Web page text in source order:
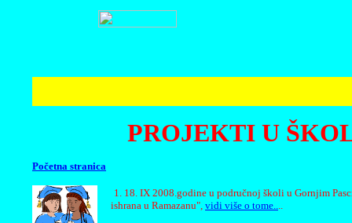
PROJEKTI U
Početna stranica
1. 18. IX 2008.godine u područnoj školi u Gornjim
ishrana u Ramazanu", vidi više o tome....